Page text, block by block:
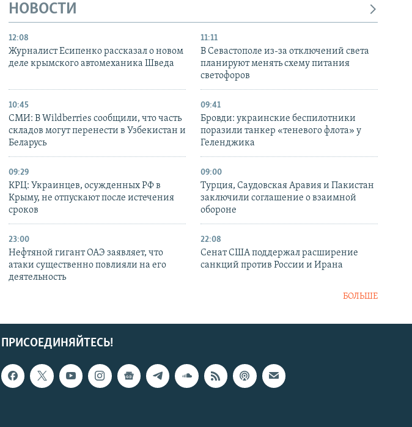
НОВОСТИ
12:08
Журналист Есипенко рассказал о новом
деле крымского автомеханика Шведа
11:11
В Севастополе из-за отключений света
планируют менять схему питания
светофоров
10:45
СМИ: В Wildberries сообщили, что часть
складов могут перенести в Узбекистан и
Беларусь
09:41
Бровди: украинские беспилотники
поразили танкер «теневого флота» у
Геленджика
09:29
КРЦ: Украинцев, осужденных РФ в
Крыму, не отпускают после истечения
сроков
09:00
Турция, Саудовская Аравия и Пакистан
заключили соглашение о взаимной
обороне
23:00
Нефтяной гигант ОАЭ заявляет, что
атаки существенно повлияли на его
деятельность
22:08
Сенат США поддержал расширение
санкций против России и Ирана
БОЛЬШЕ
ПРИСОЕДИНЯЙТЕСЬ!